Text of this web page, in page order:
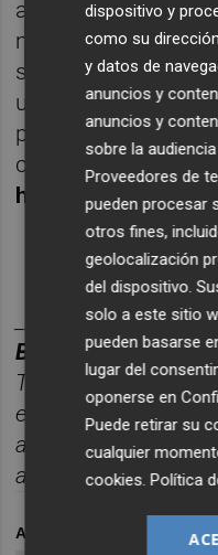
ayuda. "Es un
marcado mucho, le
su despedida y por
una victoria, por él
personalmente me
crecido mucho
ha llevado lo
________
BOLET ÍN
Toda la información
enviada cada d
a a
actualidad sin
algoritmos.Suscrí
ARCHIVADO EN
dispositivo y
como su
y datos de
anuncios y
anuncios y
sobre la
Proveedores de
pueden procesar
otros fines,
geolocalización
del dispositivo.
solo a este sitio
pueden basarse
lugar del
oponerse en
Puede retirar su
cualquier
cookies .Política